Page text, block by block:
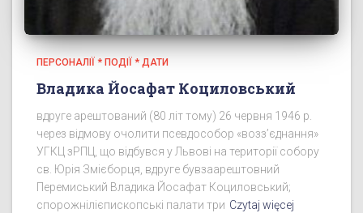
ПЕРСОНАЛІЇ * ПОДІЇ * ДАТИ
Владика Йосафат Коциловський
вдруге арештований (80 літ тому) 26 червня 1946 р.
через відмову очолити псевдособор «возз’єднання»
УГКЦ зРПЦ, що відбувся у Львові на території собору
св. Юрія Змієборця, вдруге бувзаарештовний
Перемиський Владика Йосафат Коциловський;
спорожнілієпископські палати три Czytaj więcej